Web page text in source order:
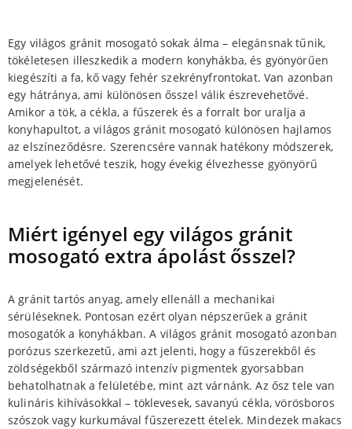
Egy világos gránit mosogató sokak álma – elegánsnak tűnik,
tökéletesen illeszkedik a modern konyhákba, és gyönyörűen
kiegészíti a fa, kő vagy fehér szekrényfrontokat. Van azonban
egy hátránya, ami különösen ősszel válik észrevehetővé.
Amikor a tök, a cékla, a fűszerek és a forralt bor uralja a
konyhapultot, a világos gránit mosogató különösen hajlamos
az elszíneződésre. Szerencsére vannak hatékony módszerek,
amelyek lehetővé teszik, hogy évekig élvezhesse gyönyörű
megjelenését.
Miért igényel egy világos gránit
mosogató extra ápolást ősszel?
A gránit tartós anyag, amely ellenáll a mechanikai
sérüléseknek. Pontosan ezért olyan népszerűek a gránit
mosogatók a konyhákban. A világos gránit mosogató azonban
porózus szerkezetű, ami azt jelenti, hogy a fűszerekből és
zöldségekből származó intenzív pigmentek gyorsabban
behatolhatnak a felületébe, mint azt várnánk. Az ősz tele van
kulináris kihívásokkal – töklevesek, savanyú cékla, vörösboros
szószok vagy kurkumával fűszerezett ételek. Mindezek makacs